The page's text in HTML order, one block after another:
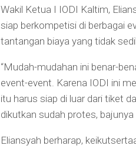
Wakil Ketua I IODI Kaltim,
siap berkompetisi di berbagai
tantangan biaya yang tidak
“Mudah-mudahan ini benar-
event-event. Karena IODI ini
itu harus siap di luar dari tiket
dikutkan sudah protes, bajunya
Eliansyah berharap,